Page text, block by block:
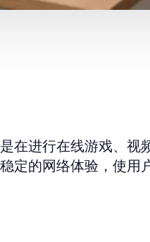
在进行在线游戏、视
定的网络体验，使用